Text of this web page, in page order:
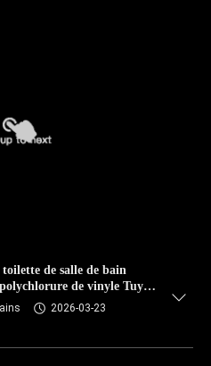
de salle de bain
de vinyle Tuyau
2026-03-23